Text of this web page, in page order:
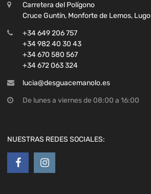
Carretera del Polígono
Cruce Guntín, Monforte de Lemos, Lugo
+34 649 206 757
+34 982 40 30 43
+34 670 580 567
+34 672 063 324
lucia@desguacemanolo.es
De lunes a viernes de 08:00 a 16:00
NUESTRAS REDES SOCIALES: